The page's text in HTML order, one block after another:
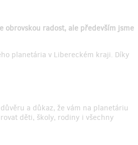
radost, ale především jsme
planetária v Libereckém kraji. Díky
a důkaz, že vám na planetáriu
děti, školy, rodiny i všechny